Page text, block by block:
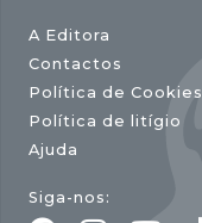
A Editora
Contactos
Política de Cookies
Política de litígio
Ajuda
Siga-nos: